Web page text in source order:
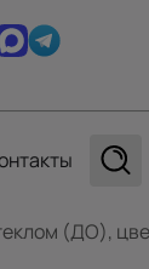
(ДО),